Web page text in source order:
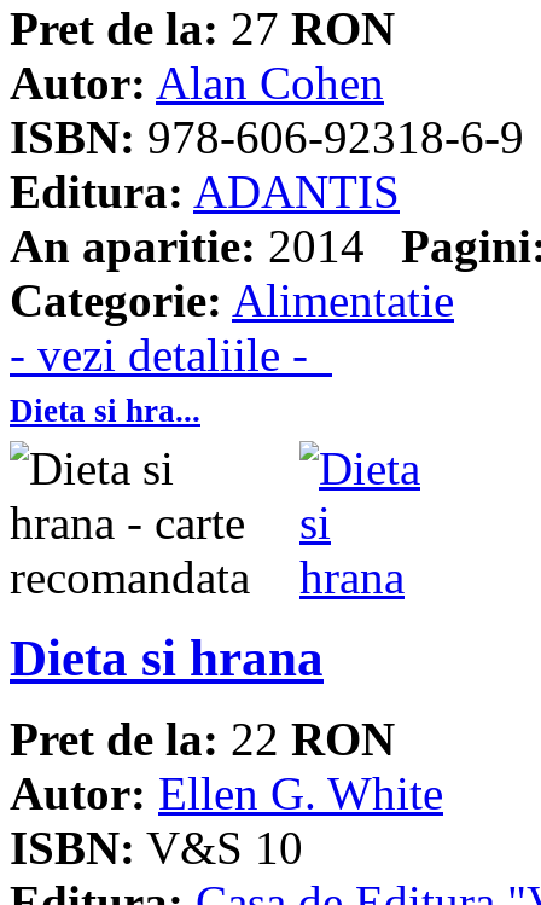
Pret de la: 27 RON
Autor: Alan Cohen
ISBN: 978-606-92318-6-9
Editura: ADANTIS
An aparitie: 2014
Categorie: Alimentatie
- vezi detaliile -
Dieta si hra...
Dieta si hrana
Pret de la: 22 RON
Autor: Ellen G. White
ISBN: V&S 10